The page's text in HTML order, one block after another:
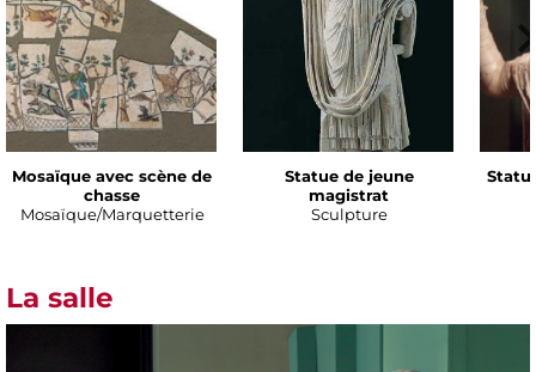
Mosaïque avec scène de
chasse
Mosaïque/Marquetterie
Statue de jeune
magistrat
Sculpture
La salle